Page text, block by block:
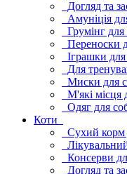
Догляд та
Амуніція
Грумінг для
Переноски
Іграшки
Для
Миски для
М'які місця
Одяг для
Коти
Сухий корм
Консерви
Догляд та